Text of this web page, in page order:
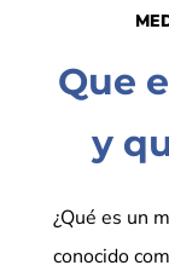
Que
y
¿Qué es un
conocido